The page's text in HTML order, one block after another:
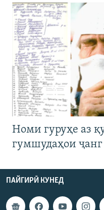
Номи гуруҳе аз
гумшудаҳои ҷанг
ПАЙГИРӢ КУНЕД